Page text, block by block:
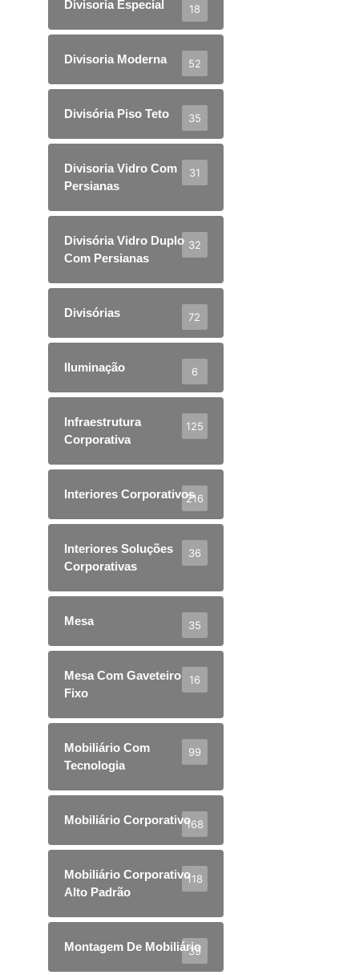
Divisoria Especial 18
Divisoria Moderna 52
Divisória Piso Teto 35
Divisoria Vidro Com
Persianas
31
Divisória Vidro Duplo
Com Persianas
32
Divisórias 72
Iluminação 6
Infraestrutura
Corporativa
125
Interiores Corporativos216
Interiores Soluções
Corporativas
36
Mesa 35
Mesa Com Gaveteiro
Fixo
16
Mobiliário Com
Tecnologia
99
Mobiliário Corporativo168
Mobiliário Corporativo
Alto Padrão
118
Montagem De Mobiliário
39